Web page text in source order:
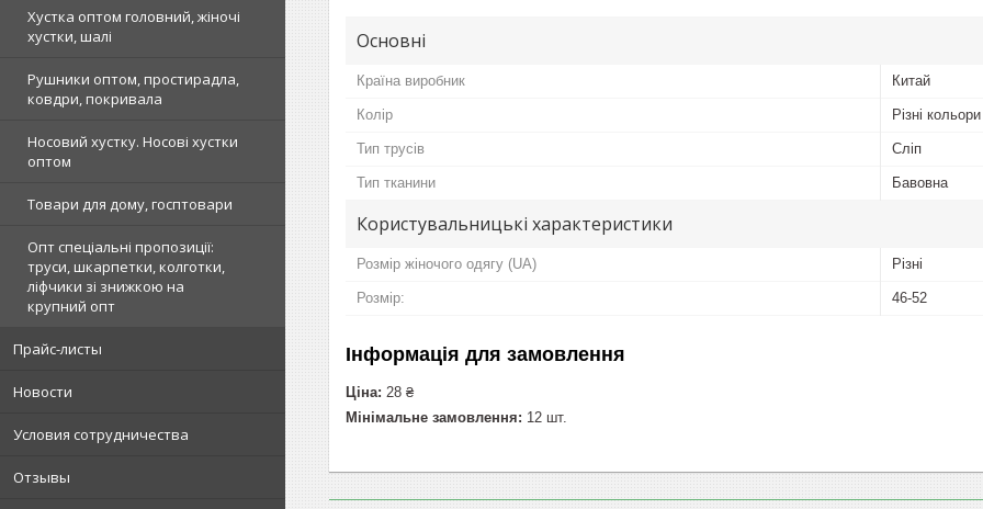
Хустка оптом головний, жіночі
хустки, шалі
Рушники оптом, простирадла,
ковдри, покривала
Носовий хустку. Носові хустки
оптом
Товари для дому, госптовари
Опт спеціальні пропозиції:
труси, шкарпетки, колготки,
ліфчики зі знижкою на
крупний опт
Прайс-листы
Новости
Условия сотрудничества
Отзывы
Основні
Країна виробник Китай
Колір Різні кольори
Тип трусів Сліп
Тип тканини Бавовна
Користувальницькі характеристики
Розмір жіночого одягу (UA) Різні
Розмір: 46-52
Інформація для замовлення
Ціна: 28 ₴
Мінімальне замовлення: 12 шт.